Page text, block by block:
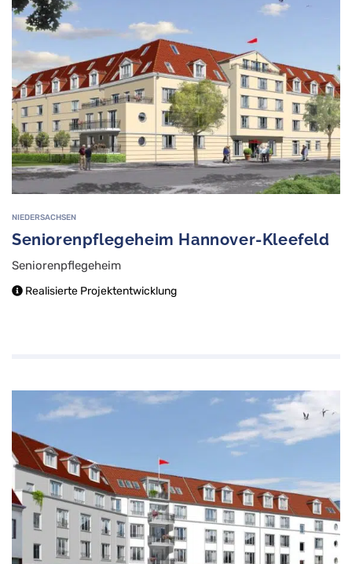
NIEDERSACHSEN
Seniorenpflegeheim Hannover-Kleefeld
Seniorenpflegeheim
Realisierte Projektentwicklung